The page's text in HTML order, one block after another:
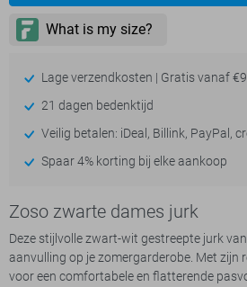
Lage verzendkosten | Gratis vanaf
21 dagen bedenktijd
Veilig betalen: iDeal, Billink, PayPal,
Spaar 4% korting bij elke aankoop
Zoso zwarte dames jurk
Deze stijlvolle zwart-wit gestreepte jurk
aanvulling op je zomergarderobe. Met zijn
voor een comfortabele en flatterende